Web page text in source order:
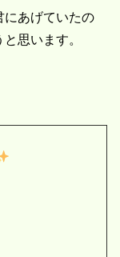
にあげていたの
思います。